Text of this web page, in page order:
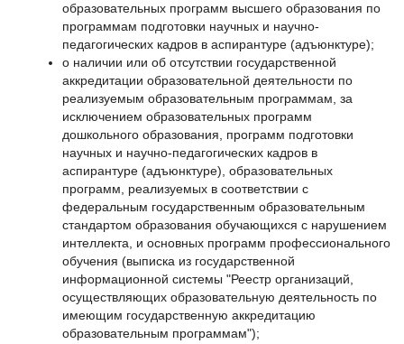
образовательных программ высшего образования по
программам подготовки научных и научно-
педагогических кадров в аспирантуре (адъюнктуре);
о наличии или об отсутствии государственной
аккредитации образовательной деятельности по
реализуемым образовательным программам, за
исключением образовательных программ
дошкольного образования, программ подготовки
научных и научно-педагогических кадров в
аспирантуре (адъюнктуре), образовательных
программ, реализуемых в соответствии с
федеральным государственным образовательным
стандартом образования обучающихся с нарушением
интеллекта, и основных программ профессионального
обучения (выписка из государственной
информационной системы "Реестр организаций,
осуществляющих образовательную деятельность по
имеющим государственную аккредитацию
образовательным программам");